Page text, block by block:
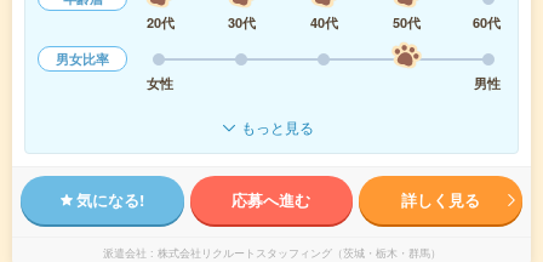
20代
30代 40代 50代
60代
男女比率
女性
男性
もっと見る
気になる! 応募へ進む 詳しく見る
派遣会社 株式会社リクルートスタッフィング（茨城・栃木・群馬）